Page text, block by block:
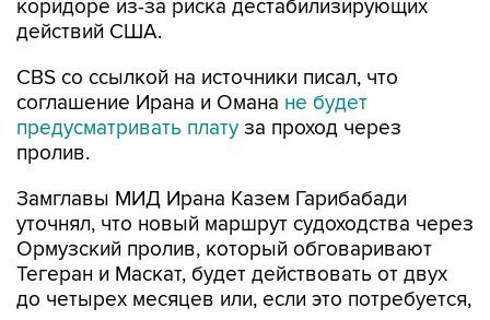
CBS со ссылкой на источники писал, что
предусматривать платуза проход через
пролив.
Замглавы МИД Ирана Казем Гарибабади
Ормузский пролив, который обговаривают
Тегеран и Маскат, будет действовать от двух
до четырех месяцев или, если это потребуется,
дольше.